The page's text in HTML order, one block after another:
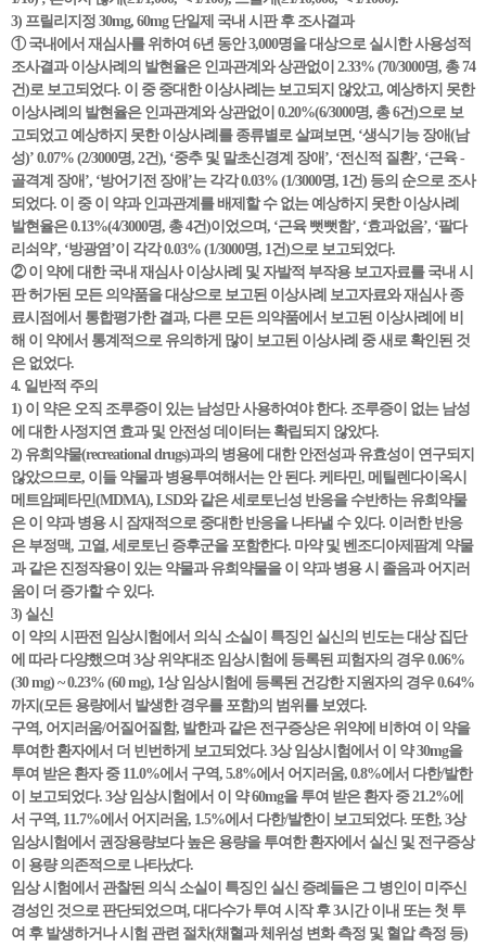
3) 프릴리지정 30mg, 60mg 단일제 국내 시판 후 조사결과
① 국내에서 재심사를 위하여 6년 동안 3,000명을 대상으로 실시한 사용성적
조사결과 이상사례의 발현율은 인과관계와 상관없이 2.33% (70/3000명, 총 74
건)로 보고되었다. 이 중 중대한 이상사례는 보고되지 않았고, 예상하지 못한
이상사례의 발현율은 인과관계와 상관없이 0.20%(6/3000명, 총 6건)으로 보
고되었고 예상하지 못한 이상사례를 종류별로 살펴보면, ‘생식기능 장애(남
성)’ 0.07% (2/3000명, 2건), ‘중추 및 말초신경계 장애’, ‘전신적 질환’, ‘근육 -
골격계 장애’, ‘방어기전 장애’는 각각 0.03% (1/3000명, 1건) 등의 순으로 조사
되었다. 이 중 이 약과 인과관계를 배제할 수 없는 예상하지 못한 이상사례
발현율은 0.13%(4/3000명, 총 4건)이었으며, ‘근육 뻣뻣함’, ‘효과없음’, ‘팔다
리쇠약’, ‘방광염’이 각각 0.03% (1/3000명, 1건)으로 보고되었다.
② 이 약에 대한 국내 재심사 이상사례 및 자발적 부작용 보고자료를 국내 시
판 허가된 모든 의약품을 대상으로 보고된 이상사례 보고자료와 재심사 종
료시점에서 통합평가한 결과, 다른 모든 의약품에서 보고된 이상사례에 비
해 이 약에서 통계적으로 유의하게 많이 보고된 이상사례 중 새로 확인된 것
은 없었다.
4. 일반적 주의
1) 이 약은 오직 조루증이 있는 남성만 사용하여야 한다. 조루증이 없는 남성
에 대한 사정지연 효과 및 안전성 데이터는 확립되지 않았다.
2) 유희약물(recreational drugs)과의 병용에 대한 안전성과 유효성이 연구되지
않았으므로, 이들 약물과 병용투여해서는 안 된다. 케타민, 메틸렌다이옥시
메트암페타민(MDMA), LSD와 같은 세로토닌성 반응을 수반하는 유희약물
은 이 약과 병용 시 잠재적으로 중대한 반응을 나타낼 수 있다. 이러한 반응
은 부정맥, 고열, 세로토닌 증후군을 포함한다. 마약 및 벤조디아제팜계 약물
과 같은 진정작용이 있는 약물과 유희약물을 이 약과 병용 시 졸음과 어지러
움이 더 증가할 수 있다.
3) 실신
이 약의 시판전 임상시험에서 의식 소실이 특징인 실신의 빈도는 대상 집단
에 따라 다양했으며 3상 위약대조 임상시험에 등록된 피험자의 경우 0.06%
(30 mg) ~ 0.23% (60 mg), 1상 임상시험에 등록된 건강한 지원자의 경우 0.64%
까지(모든 용량에서 발생한 경우를 포함)의 범위를 보였다.
구역, 어지러움/어질어질함, 발한과 같은 전구증상은 위약에 비하여 이 약을
투여한 환자에서 더 빈번하게 보고되었다. 3상 임상시험에서 이 약 30mg을
투여 받은 환자 중 11.0%에서 구역, 5.8%에서 어지러움, 0.8%에서 다한/발한
이 보고되었다. 3상 임상시험에서 이 약 60mg을 투여 받은 환자 중 21.2%에
서 구역, 11.7%에서 어지러움, 1.5%에서 다한/발한이 보고되었다. 또한, 3상
임상시험에서 권장용량보다 높은 용량을 투여한 환자에서 실신 및 전구증상
이 용량 의존적으로 나타났다.
임상 시험에서 관찰된 의식 소실이 특징인 실신 증례들은 그 병인이 미주신
경성인 것으로 판단되었으며, 대다수가 투여 시작 후 3시간 이내 또는 첫 투
여 후 발생하거나 시험 관련 절차(채혈과 체위성 변화 측정 및 혈압 측정 등)